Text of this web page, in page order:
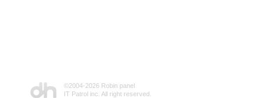
©2004-2026 Robin panel
IT Patrol inc. All right reserved.